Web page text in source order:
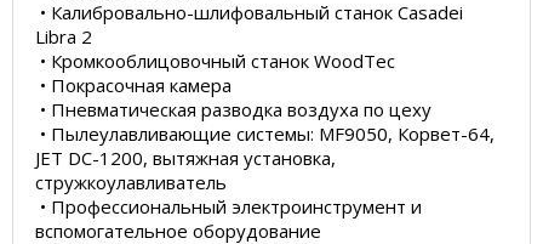
• Калибровально-шлифовальный станок Casadei
Libra 2
• Кромкооблицовочный станок WoodTec
• Покрасочная камера
• Пневматическая разводка воздуха по цеху
• Пылеулавливающие системы: MF9050, Корвет-64,
JET DC-1200, вытяжная установка,
стружкоулавливатель
• Профессиональный электроинструмент и
вспомогательное оборудование